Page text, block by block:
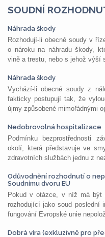
SOUDNÍ
Náhrada škody
Rozhodují-li obecné soudy v
o nároku na náhradu škody,
vině a trestu, nebo s jehož výší
Náhrada škody
Vychází-li obecné soudy z
fakticky postupují tak, že
újmy způsobené mimořádnými
Nedobrovolná hospitalizace
Podmínku bezprostřednosti
okolí, která představuje ve
zdravotních službách jednu z
Odůvodnění rozhodnutí o
Soudnímu dvoru EU
Pokud v otázce, v níž má být
rozhodující jako soud poslední
fungování Evropské unie
Dobrá víra (exkluzivně pro